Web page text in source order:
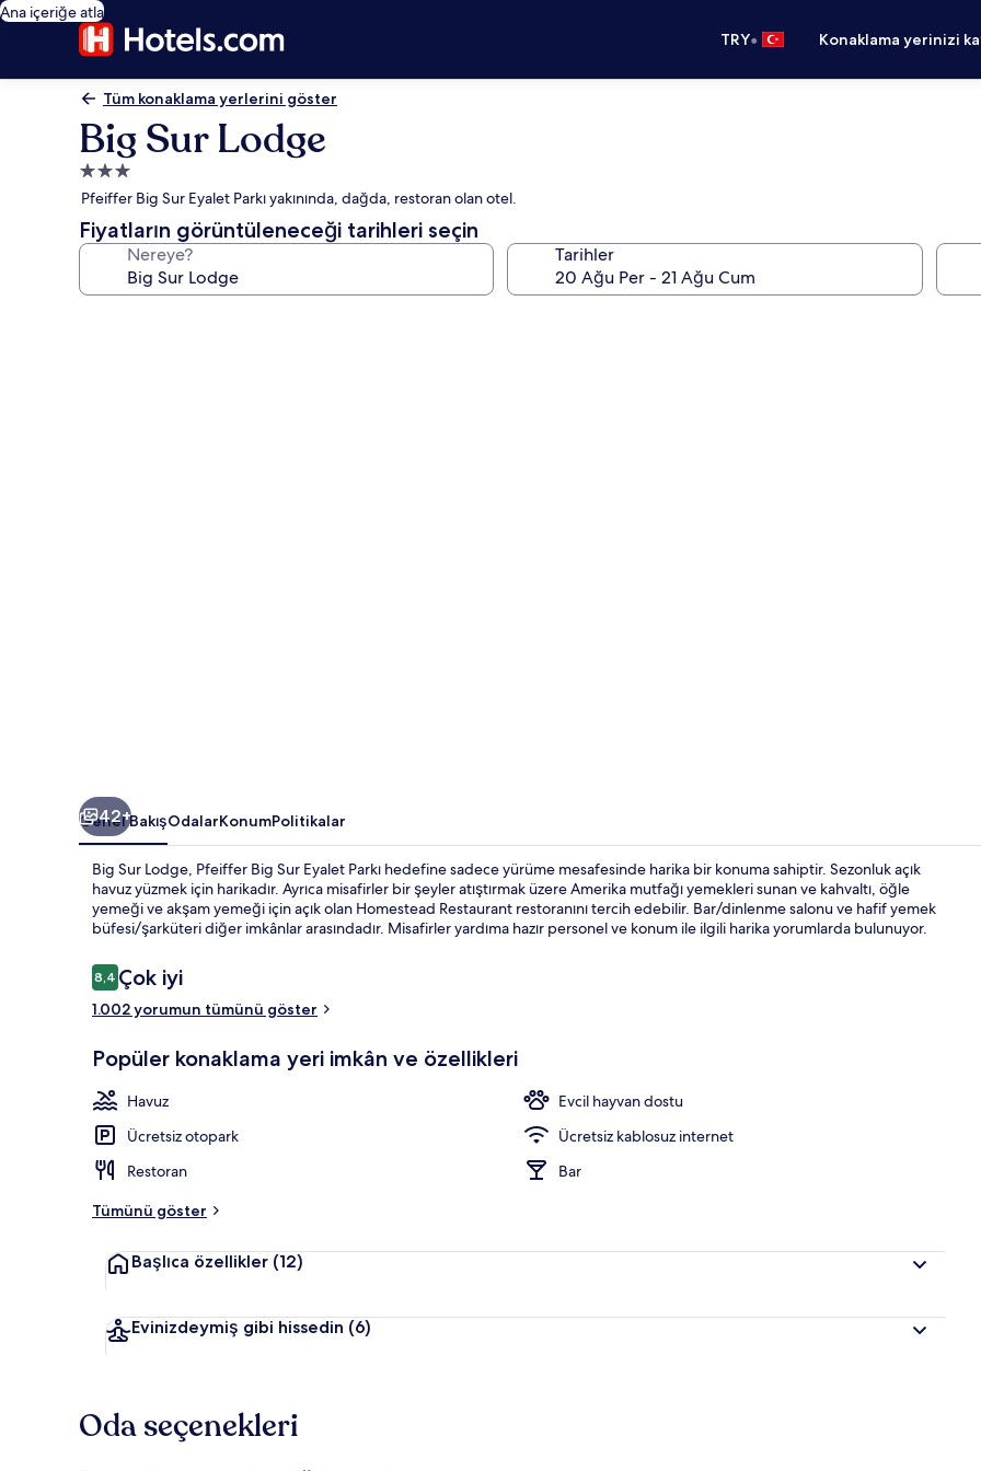
Ana içeriğe atla
TRY• Konaklama yerinizi
Tüm konaklama yerlerini göster
Big Sur Lodge
3.0
yıldızlı
konaklama
yeri
Pfeiffer Big Sur Eyalet Parkı yakınında, dağda, restoran olan otel.
Fiyatların görüntüleneceği tarihleri seçin
Nereye? Tarihler
Dış mekân
1 yatak
42+
Genel BakışOdalarKonumPolitikalar
Big Sur Lodge, Pfeiffer Big Sur Eyalet Parkı hedefine sadece yürüme mesafesinde harika bir konuma sahiptir. Sezonluk açık
havuz yüzmek için harikadır. Ayrıca misafirler bir şeyler atıştırmak üzere Amerika mutfağı yemekleri sunan ve kahvaltı, öğle
yemeği ve akşam yemeği için açık olan Homestead Restaurant restoranını tercih edebilir. Bar/dinlenme salonu ve hafif yemek
büfesi/şarküteri diğer imkânlar arasındadır. Misafirler yardıma hazır personel ve konum ile ilgili harika yorumlarda bulunuyor.
Yorumlar
8,48,4/10
Çok iyi
1.002 yorumun tümünü göster
Popüler konaklama yeri imkân ve özellikleri
Havuz
Evcil hayvan dostu
Ücretsiz otopark
Ücretsiz kablosuz internet
Restoran
Bar
Tümünü göster
Başlıca özellikler (12)
Evinizdeymiş gibi hissedin (6)
Oda seçenekleri